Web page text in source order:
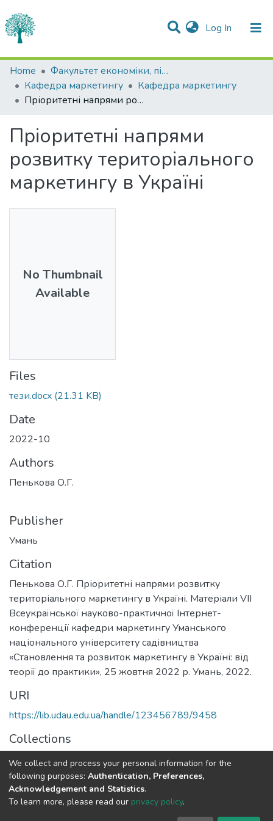
Log In (current)
Statistics
Communities & Collections
Home
Факультет економіки, підприємництва та інформаційних технологій
Кафедра маркетингу
Кафедра маркетингу
Пріоритетні напрями розвитку територіального маркетингу в Україні
Пріоритетні напрями
розвитку територіального
маркетингу в Україні
No Thumbnail
Available
Files
тези.docx (21.31 KB)
Date
2022-10
Authors
Пенькова О.Г.
Publisher
Умань
Citation
Пенькова О.Г. Пріоритетні напрями розвитку
територіального маркетингу в Україні. Матеріали VІІ
Всеукраїнської науково-практичної Інтернет-
конференції кафедри маркетингу Уманського
національного університету садівництва
«Становлення та розвиток маркетингу в Україні: від
теорії до практики», 25 жовтня 2022 р. Умань, 2022.
URI
https://lib.udau.edu.ua/handle/123456789/9458
Collections
Кафедра маркетингу
Full item page
We collect and process your personal information for the
following purposes: Authentication, Preferences,
Acknowledgement and Statistics.
To learn more, please read our privacy policy.